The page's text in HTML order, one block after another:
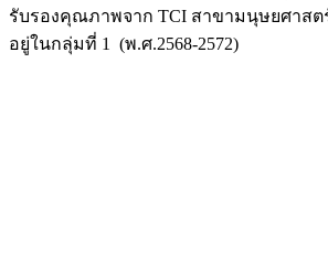
รับรองคุณภาพจาก TCI สาขามนุษยศาสต
อยู่ในกลุ่มที่ 1 (พ.ศ.2568-2572)